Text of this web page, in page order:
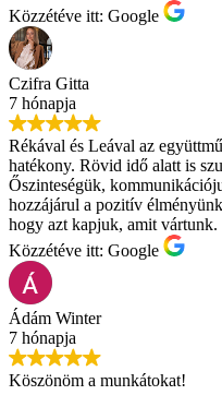
Közzétéve itt: Google
Czifra Gitta
7 hónapja
Rékával és Leával az
hatékony. Rövid idő alatt is
Őszinteségük,
hozzájárul a pozitív
hogy azt kapjuk, amit
Közzétéve itt: Google
Ádám Winter
7 hónapja
Köszönöm a munkátokat!